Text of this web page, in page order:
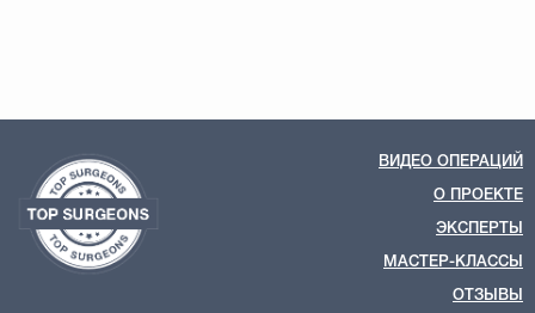
ВИДЕО ОПЕРАЦИЙ
О ПРОЕКТЕ
ЭКСПЕРТЫ
МАСТЕР-КЛАССЫ
ОТЗЫВЫ